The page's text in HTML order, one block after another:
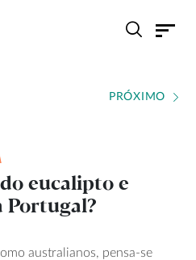
PRÓXIMO
eucalipto e
Portugal?
australianos, pensa-se